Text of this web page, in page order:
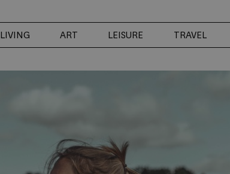
LIVING ART LEISURE TRAVEL